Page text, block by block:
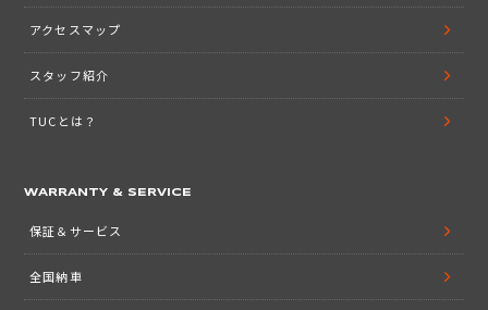
アクセスマップ
スタッフ紹介
TUCとは？
WARRANTY & SERVICE
保証＆サービス
全国納車